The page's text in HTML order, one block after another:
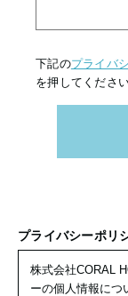
下記のプライバ
を押してください
プライバシーポリ
株式会社CORAL
ーの個人情報につ